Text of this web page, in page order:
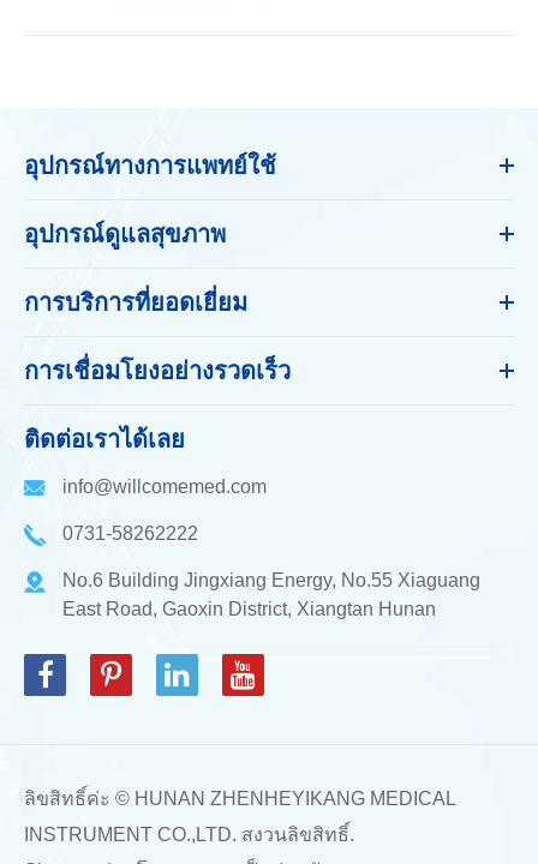
อุปกรณ์ทางการแพทย์ใช้
อุปกรณ์ดูแลสุขภาพ
การบริการที่ยอดเยี่ยม
การเชื่อมโยงอย่างรวดเร็ว
ติดต่อเราได้เลย
info@willcomemed.com
0731-58262222
No.6 Building Jingxiang Energy, No.55 Xiaguang
East Road, Gaoxin District, Xiangtan Hunan
ลิขสิทธิ์ค่ะ © HUNAN ZHENHEYIKANG MEDICAL
INSTRUMENT CO.,LTD. สงวนลิขสิทธิ์.